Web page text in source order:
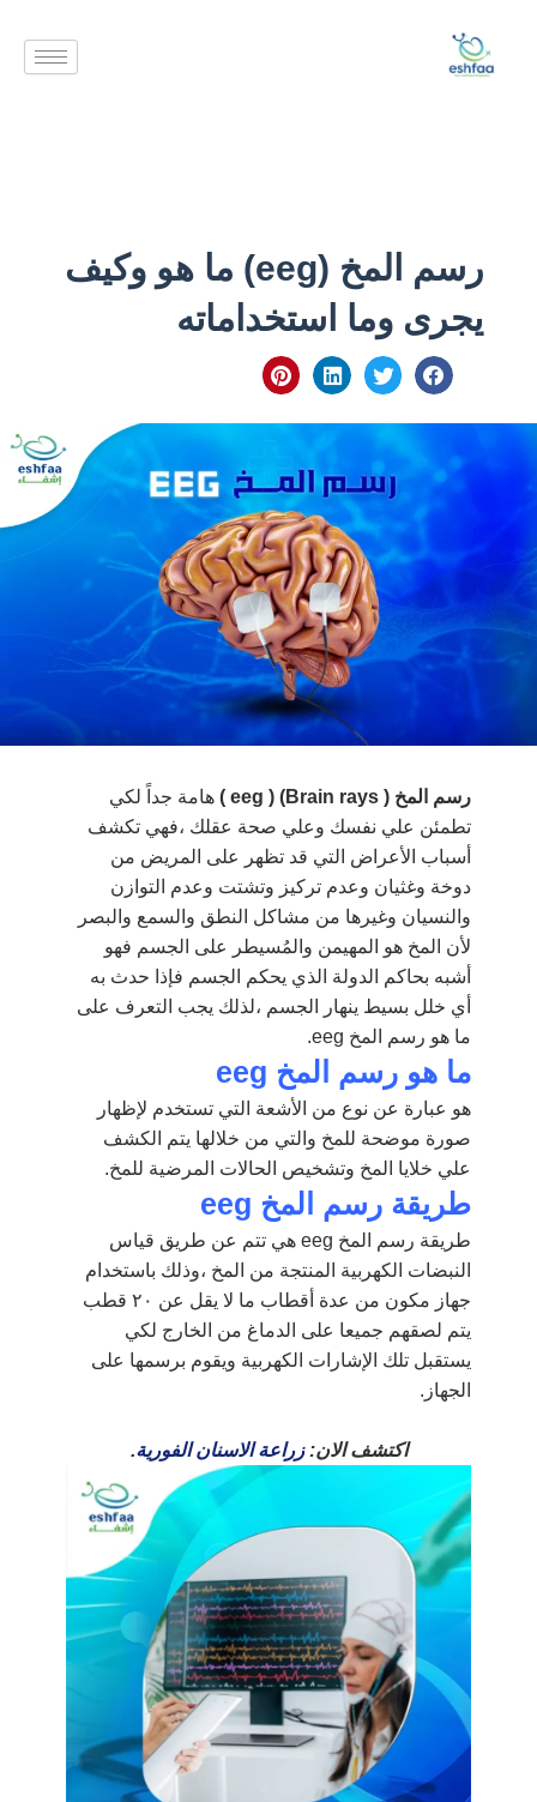
المحتوى
رسم المخ (eeg) ما هو وكيف
يجرى وما استخداماته
رسم المخ ( Brain rays) ( eeg )
هامة جداً لكي
تطمئن علي نفسك وعلي صحة عقلك ،فهي تكشف
أسباب الأعراض التي قد تظهر على المريض من
دوخة وغثيان وعدم تركيز وتشتت وعدم التوازن
والنسيان وغيرها من مشاكل النطق والسمع والبصر
لأن المخ هو المهيمن والمُسيطر على الجسم فهو
أشبه بحاكم الدولة الذي يحكم الجسم فإذا حدث به
أي خلل بسيط ينهار الجسم ،لذلك يجب التعرف على
ما هو رسم المخ eeg.
ما هو رسم المخ eeg
هو عبارة عن نوع من الأشعة التي تستخدم لإظهار
صورة موضحة للمخ والتي من خلالها يتم الكشف
علي خلايا المخ وتشخيص الحالات المرضية للمخ.
طريقة رسم المخ eeg
طريقة رسم المخ eeg هي تتم عن طريق قياس
النبضات الكهربية المنتجة من المخ ،وذلك باستخدام
جهاز مكون من عدة أقطاب ما لا يقل عن ٢٠ قطب
يتم لصقهم جميعا على الدماغ من الخارج لكي
يستقبل تلك الإشارات الكهربية ويقوم برسمها على
الجهاز.
اكتشف الان:زراعة الاسنان الفورية.